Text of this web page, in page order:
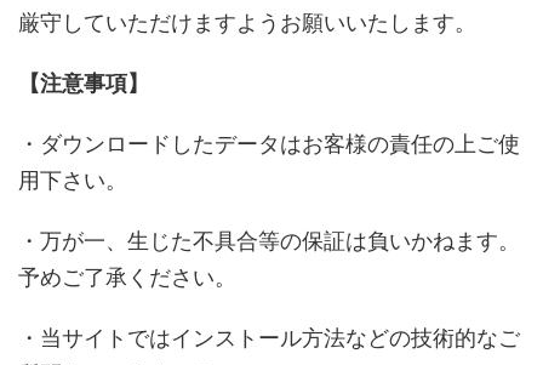
厳守していただけますようお願いいたします。
【注意事項】
・ダウンロードしたデータはお客様の責任の上ご使
用下さい。
・万が一、生じた不具合等の保証は負いかねます。
予めご了承ください。
・当サイトではインストール方法などの技術的なご